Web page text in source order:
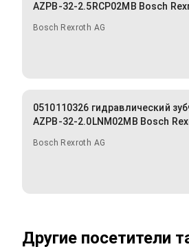
AZPB-32-2.5RCP02MB Bosch
Bosch Rexroth AG
0510110326 гидравлический
AZPB-32-2.0LNM02MB Bosch
Bosch Rexroth AG
Другие посетители